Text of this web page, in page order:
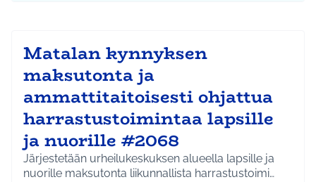
Matalan kynnyksen
maksutonta ja
ammattitaitoisesti ohjattua
harrastustoimintaa lapsille
ja nuorille #2068
Järjestetään urheilukeskuksen alueella lapsille ja
nuorille maksutonta liikunnallista harrastustoimi…